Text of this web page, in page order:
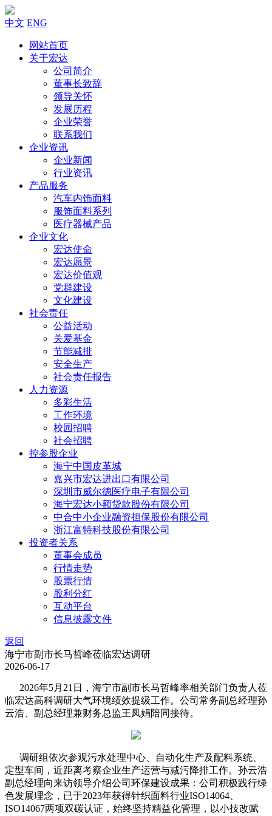
中文 ENG
网站首页
关于宏达
公司简介
董事长致辞
领导关怀
发展历程
企业荣誉
联系我们
企业资讯
企业新闻
行业资讯
产品服务
汽车内饰面料
服饰面料系列
医疗器械产品
企业文化
宏达使命
宏达愿景
宏达价值观
党群建设
文化建设
社会责任
公益活动
关爱基金
节能减排
安全生产
社会责任报告
人力资源
多彩生活
工作环境
校园招聘
社会招聘
控参股企业
海宁中国皮革城
嘉兴市宏达进出口有限公司
深圳市威尔德医疗电子有限公司
海宁宏达小额贷款股份有限公司
中合中小企业融资担保股份有限公司
浙江富特科技股份有限公司
投资者关系
董事会成员
行情走势
股票行情
股利分红
互动平台
信息披露文件
返回
海宁市副市长马哲峰莅临宏达调研
2026-06-17
2026年5月21日，海宁市副市长马哲峰率相关部门负责人莅
临宏达高科调研大气环境绩效提级工作。公司常务副总经理孙
云浩、副总经理兼财务总监王凤娟陪同接待。
调研组依次参观污水处理中心、自动化生产及配料系统、
定型车间，近距离考察企业生产运营与减污降排工作。孙云浩
副总经理向来访领导介绍公司环保建设成果：公司积极践行绿
色发展理念，已于2023年获得针织面料行业ISO14064、
ISO14067两项双碳认证，始终坚持精益化管理，以小技改赋